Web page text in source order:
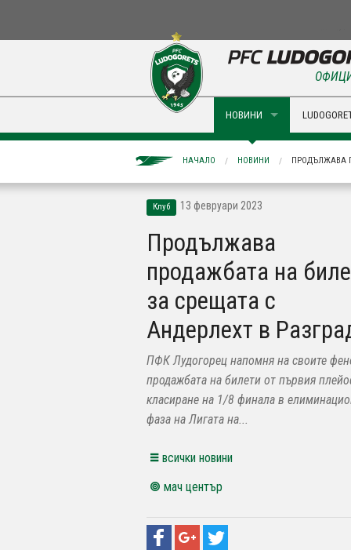
НОВИНИ
НАЧАЛО НОВИНИ ПРОДЪЛЖАВА
Клуб 13 февруари 2023
Продължава
продажбата на
за срещата с
Андерлехт в
ПФК Лудогорец напомня на своите
продажбата на билети от първия
класиране на 1/8 финала в
фаза на Лигата на...
всички новини
мач център